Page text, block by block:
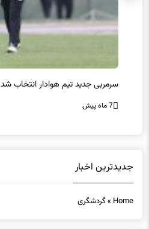
سرمربی جدید تیم هوادار انتخاب شد
7 ماه پیش
جدیدترین اخبار
Home
»گردشگری